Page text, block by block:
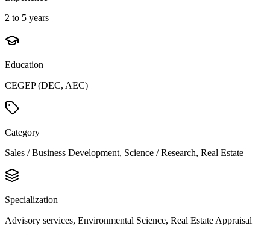
2 to 5 years
Education
CEGEP (DEC, AEC)
Category
Sales / Business Development, Science / Research, Real Estate
Specialization
Advisory services, Environmental Science, Real Estate Appraisal